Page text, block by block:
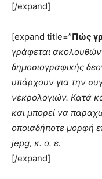
[/expand]
[expand title=”Πώς
γράφεται
δημοσιογραφικής
υπάρχουν για την
νεκρολογιών. Κατά
και μπορεί να
οποιαδήποτε μορφή
jepg, κ. ο. ε.
[/expand]